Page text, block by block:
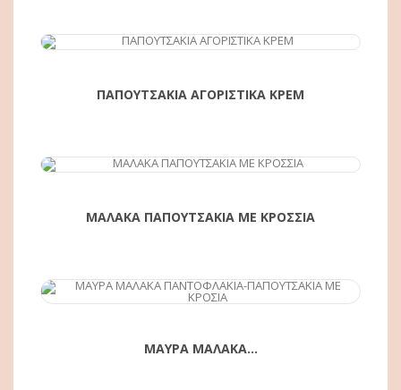
ΑΓΟΡΆ
ΠΑΠΟΥΤΣΑΚΙΑ ΑΓΟΡΙΣΤΙΚΑ ΚΡΕΜ
ΑΓΟΡΆ
ΜΑΛΑΚΑ ΠΑΠΟΥΤΣΑΚΙΑ ΜΕ ΚΡΟΣΣΙΑ
ΜΑΥΡΑ ΜΑΛΑΚΑ...